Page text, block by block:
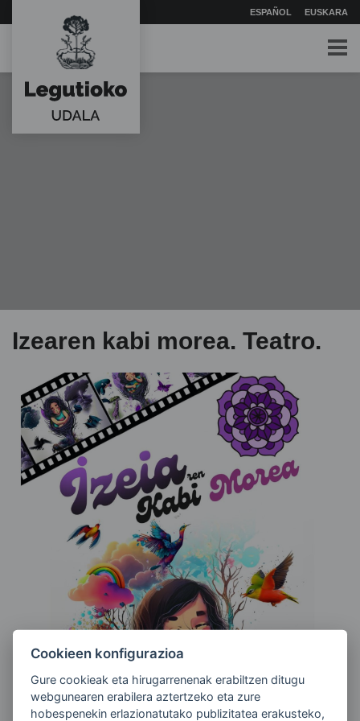
ESPAÑOL EUSKARA
Izearen kabi morea. Teatro.
Cookieen konfigurazioa
Gure cookieak eta hirugarrenenak erabiltzen ditugu
webgunearen erabilera aztertzeko eta zure
hobespenekin erlazionatutako publizitatea erakusteko,